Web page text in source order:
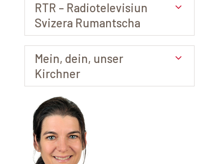
RTR – Radiotelevisiun
Svizera Rumantscha
Mein, dein, unser
Kirchner